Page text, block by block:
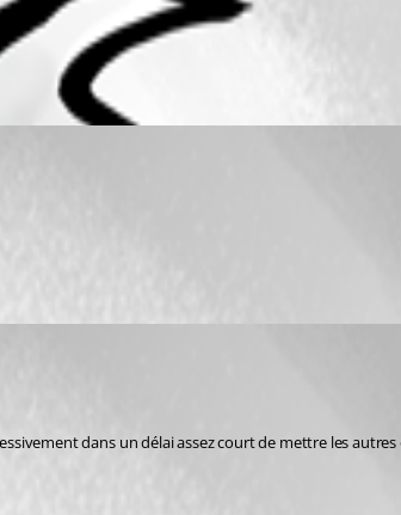
dans un délai assez court de mettre les